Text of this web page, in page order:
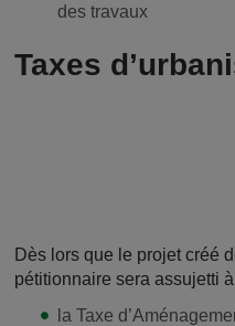
des travaux
Taxes
Dès lors que le projet créé
pétitionnaire sera assujetti à
la Taxe